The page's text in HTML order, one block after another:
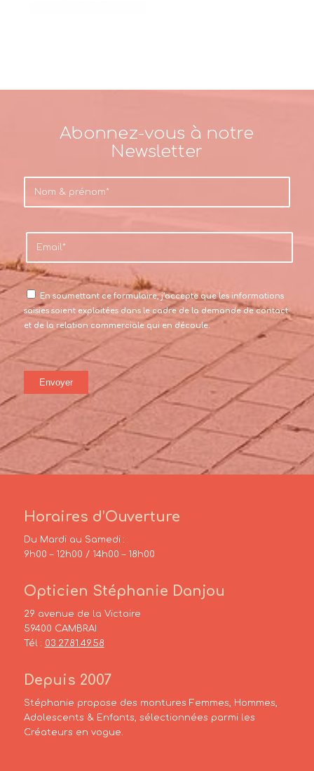
Abonnez-vous à notre
Newsletter
En soumettant ce formulaire, j’accepte que les informations
saisies soient exploitées dans le cadre de la demande de contact
et de la relation commerciale qui en découle.
Horaires d’Ouverture
Du Mardi au Samedi :
9h00 – 12h00 / 14h00 – 18h00
Opticien Stéphanie Danjou
29 avenue de la Victoire
59400 CAMBRAI
Tél : 03.27.81.49.58
Depuis 2007
Stéphanie propose des montures Femmes, Hommes,
Adolescents & Enfants, sélectionnées parmi les
Créateurs en vogue.